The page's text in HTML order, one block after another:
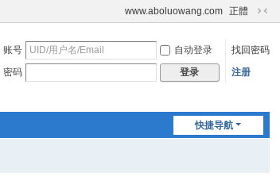
www.aboluowang.com 正體
切
到
账号 自动登录
找回密码
密码
登录 注册
快捷导航